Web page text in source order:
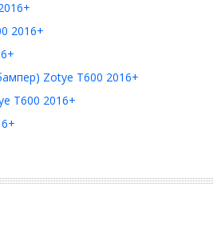
2016+
Zotye T600 2016+
T600 2016+